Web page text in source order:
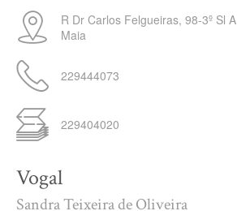
R Dr Carlos Felgueiras, 98-3º Sl A
Maia
229444073
229404020
Vogal
Sandra Teixeira de Oliveira